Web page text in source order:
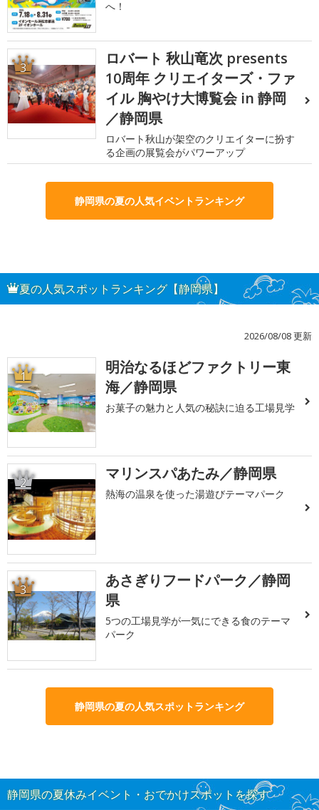
へ！
3
ロバート 秋山竜次 presents
10周年 クリエイターズ・ファ
イル 胸やけ大博覧会 in 静岡
／静岡県
ロバート秋山が架空のクリエイターに扮す
る企画の展覧会がパワーアップ
静岡県の夏の人気イベントランキング
夏の人気スポットランキング【静岡県】
2026/08/08 更新
1
明治なるほどファクトリー東
海／静岡県
お菓子の魅力と人気の秘訣に迫る工場見学
2 マリンスパあたみ／静岡県
熱海の温泉を使った湯遊びテーマパーク
3
あさぎりフードパーク／静岡
県
5つの工場見学が一気にできる食のテーマ
パーク
静岡県の夏の人気スポットランキング
静岡県の夏休みイベント・おでかけスポットを探す